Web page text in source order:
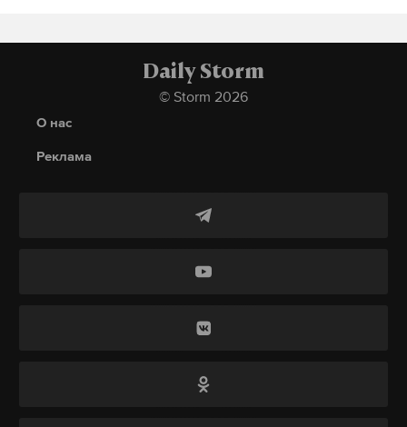
театральный бульвар
Подпишитесь на Daily Storm в
многоэтажного жилого дома в подмосковном
данным прокуратуры, четверо местных жителей
Daily Storm
© Storm 2026
О нас
Реклама